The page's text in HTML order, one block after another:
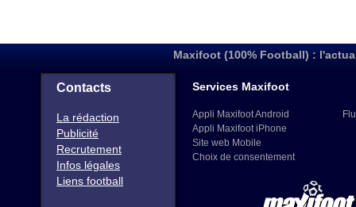
Maxifoot (100% Football) :
Contacts
La rédaction
Publicité
Recrutement
Infos légales
Liens football
Services Maxifoot
Appli Maxifoot Android
Appli Maxifoot iPhone
Site web Mobile
Choix de consentement